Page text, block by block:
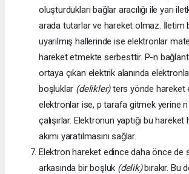
oluşturdukları bağlar aracılığı ile yarı
arada tutarlar ve hareket olmaz. İletim
uyarılmış hallerinde ise elektronlar
hareket etmekte serbesttir. P-n
ortaya çıkan elektrik alanında
boşluklar (delikler)ters yönde hareket
elektronlar ise, p tarafa gitmek yerine
çalışırlar. Elektronun yaptığı bu
akımı yaratılmasını sağlar.
Elektron hareket edince daha önce de
arkasında bir boşluk (delik)bırakır. Bu